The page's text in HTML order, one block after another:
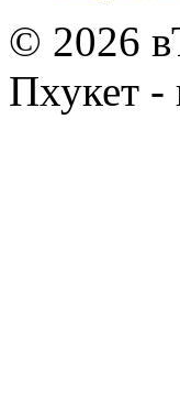
© 2026
Пхукет -